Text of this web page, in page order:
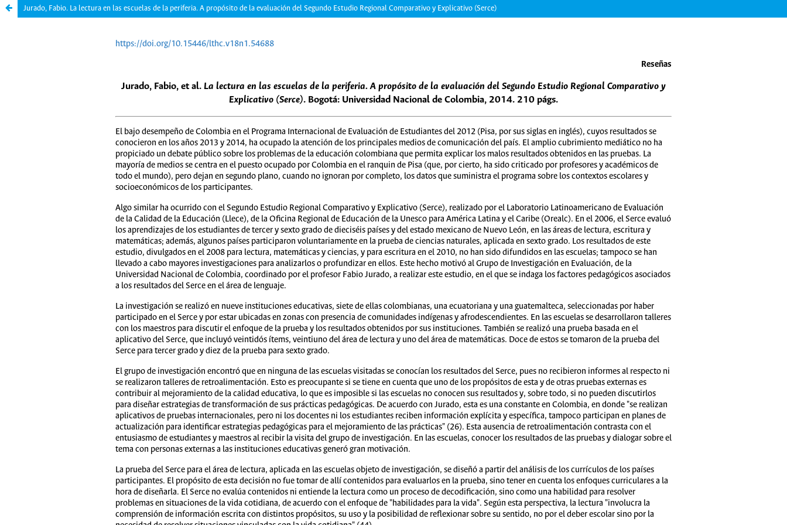
Jurado, Fabio. La lectura en las escuelas de la periferia. A propósito de la evaluación del Segundo Estudio Regional Comparativo y Explicativo (Serce)